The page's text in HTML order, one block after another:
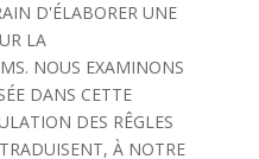
D'ÉLABORER UNE
LA
NOUS EXAMINONS
DANS CETTE
DES RÊGLES
À NOTRE